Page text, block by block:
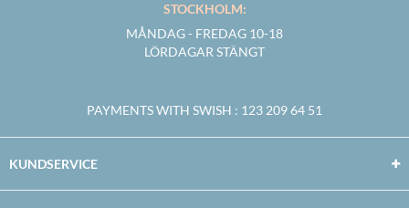
STOCKHOLM:
MÅNDAG - FREDAG 10-18
LÖRDAGAR STÄNGT
PAYMENTS WITH SWISH : 123 209 64 51
KUNDSERVICE